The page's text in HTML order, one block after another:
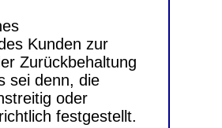
Kunden zur
Zurückbehaltung
sei denn, die
oder
festgestellt.